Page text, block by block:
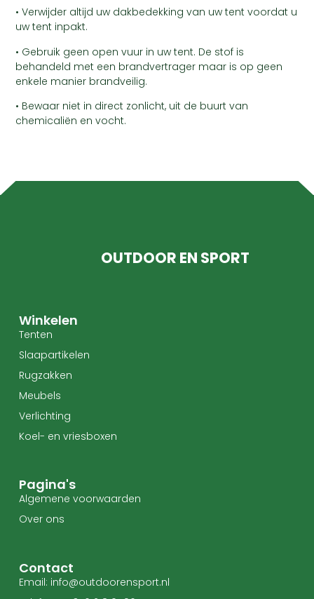
• Verwijder altijd uw dakbedekking van uw tent voordat u
uw tent inpakt.
• Gebruik geen open vuur in uw tent. De stof is
behandeld met een brandvertrager maar is op geen
enkele manier brandveilig.
• Bewaar niet in direct zonlicht, uit de buurt van
chemicaliën en vocht.
OUTDOOR EN SPORT
Winkelen
Tenten
Slaapartikelen
Rugzakken
Meubels
Verlichting
Koel- en vriesboxen
Pagina's
Algemene voorwaarden
Over ons
Contact
Email: info@outdoorensport.nl